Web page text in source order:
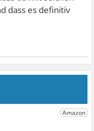
dass es definitiv